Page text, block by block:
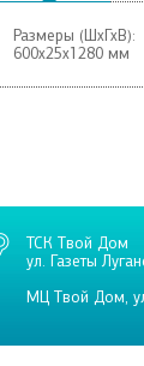
Размеры (ШхГхВ):
600х25х1280 мм
ТСК Твой Дом
ул. Газеты
МЦ Твой Дом,